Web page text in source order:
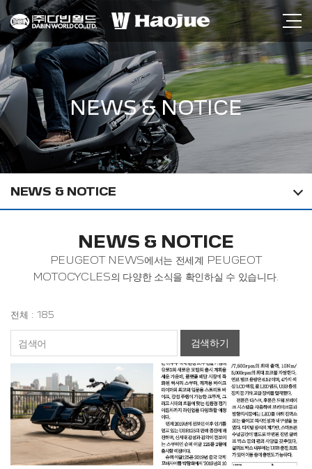
NEWS & NOTICE
NEWS & NOTICE
NEWS & NOTICE
PEUGEOT NEWS에서는 전세계 PEUGEOT
MOTOCYCLES의 다양한 소식을 확인하실 수 있습니다.
전체 : 185
검색하기